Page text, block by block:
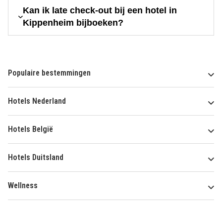
Kan ik late check-out bij een hotel in
Kippenheim bijboeken?
Populaire bestemmingen
Hotels Nederland
Hotels België
Hotels Duitsland
Wellness